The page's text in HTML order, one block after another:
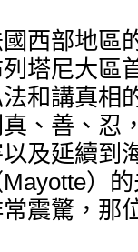
西部地區
塔尼大區
和講真相
真、善、忍
及延續到
Mayotte）
震驚，那